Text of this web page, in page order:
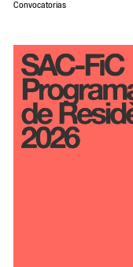
Convocatorias